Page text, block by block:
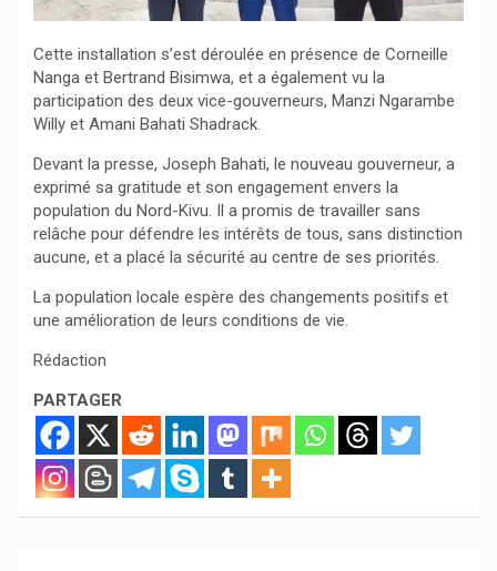
Cette installation s’est déroulée en présence de Corneille
Nanga et Bertrand Bisimwa, et a également vu la
participation des deux vice-gouverneurs, Manzi Ngarambe
Willy et Amani Bahati Shadrack.
Devant la presse, Joseph Bahati, le nouveau gouverneur, a
exprimé sa gratitude et son engagement envers la
population du Nord-Kivu. Il a promis de travailler sans
relâche pour défendre les intérêts de tous, sans distinction
aucune, et a placé la sécurité au centre de ses priorités.
La population locale espère des changements positifs et
une amélioration de leurs conditions de vie.
Rédaction
PARTAGER